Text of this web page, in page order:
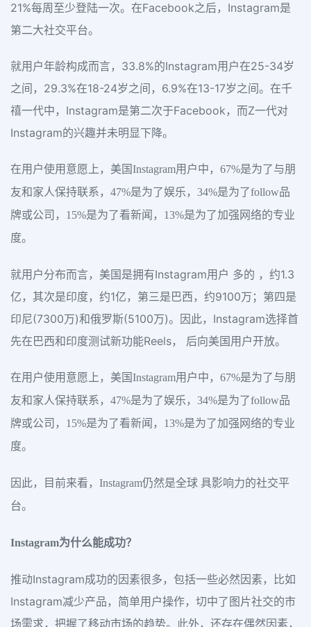
21%每周至少登陆一次。在Facebook之后，Instagram是
第二大社交平台。
就用户年龄构成而言，33.8%的Instagram用户在25-34岁
之间，29.3%在18-24岁之间，6.9%在13-17岁之间。在千
禧一代中，Instagram是第二次于Facebook，而Z一代对
Instagram的兴趣并未明显下降。
在用户使用意愿上，美国Instagram用户中，67%是为了与朋
友和家人保持联系，47%是为了娱乐，34%是为了follow品
牌或公司，15%是为了看新闻，13%是为了加强网络的专业
度。
就用户分布而言，美国是拥有Instagram用户 多的 ，约1.3
亿，其次是印度，约1亿，第三是巴西，约9100万；第四是
印尼(7300万)和俄罗斯(5100万)。因此，Instagram选择首
先在巴西和印度测试新功能Reels， 后向美国用户开放。
在用户使用意愿上，美国Instagram用户中，67%是为了与朋
友和家人保持联系，47%是为了娱乐，34%是为了follow品
牌或公司，15%是为了看新闻，13%是为了加强网络的专业
度。
因此，目前来看，Instagram仍然是全球 具影响力的社交平
台。
Instagram为什么能成功？
推动Instagram成功的因素很多，包括一些必然因素，比如
Instagram减少产品，简单用户操作，切中了图片社交的市
场需求，把握了移动市场的趋势。此外，还存在偶然因素，